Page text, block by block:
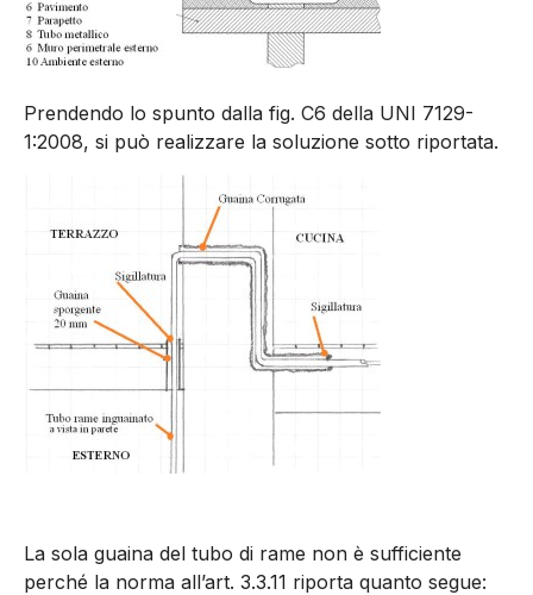
Prendendo lo spunto dalla fig. C6 della UNI 7129-
1:2008, si può realizzare la soluzione sotto riportata.
La sola guaina del tubo di rame non è sufficiente
perché la norma all’art. 3.3.11 riporta quanto segue: